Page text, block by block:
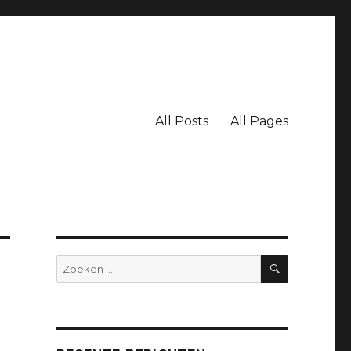
All Posts All Pages
Zoeken
naar:
ZOEKEN